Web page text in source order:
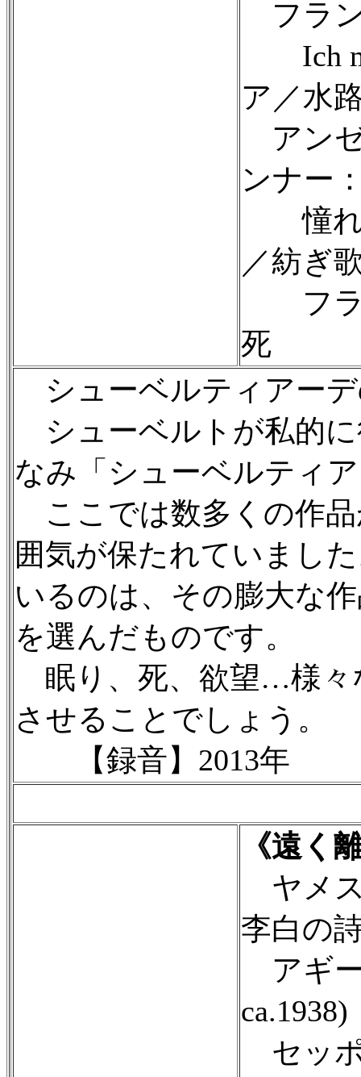
フラ
Ich
ア／水
アン
ンナー
憧れ
／紡ぎ
フラ
死
シューベルティアー
シューベルトが私的
なみ「シューベルティ
ここでは数多くの作
囲気が保たれていまし
いるのは、その膨大な
を選んだものです。
眠り、死、欲望…様々
させることでしょう。
【録音】2013年
《遠く
ヤメス
李白の
アギ
セッポ